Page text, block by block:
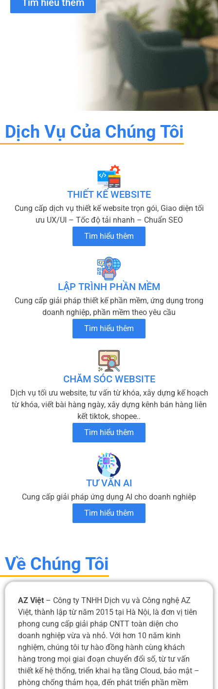
Tìm hiểu thêm
Dịch Vụ Của Chúng Tôi
THIẾT KẾ WEBSITE
Cung cấp dịch vụ thiết kế website trọn gói, Giao diện tối
ưu UX/UI – Tốc độ tải nhanh – Chuẩn SEO
Tìm hiểu thêm
LẬP TRÌNH PHẦN MỀM
Cung cấp giải pháp thiết kế phần mềm, ứng dụng trong
doanh nghiệp, phần mềm theo yêu cầu
Tìm hiểu thêm
CHĂM SÓC WEBSITE
Dịch vụ tối ưu website, tư vấn từ khóa, xây dựng kế hoạch
từ khóa, viết bài hàng ngày, xây dựng kênh bán hàng liên
kết tiktok, shopee..
Tìm hiểu thêm
TƯ VẤN AI
Cung cấp giải pháp ứng dụng AI cho doanh nghiêp
Tìm hiểu thêm
Về Chúng Tôi
AZ Việt – Công ty TNHH Dịch vụ và Công nghệ AZ
Việt, thành lập từ năm 2015 tại Hà Nội, là đơn vị tiên
phong cung cấp giải pháp CNTT toàn diện cho
doanh nghiệp vừa và nhỏ. Với hơn 10 năm kinh
nghiệm, chúng tôi tự hào đồng hành cùng khách
hàng trong mọi giai đoạn chuyển đổi số, từ tư vấn
thiết kế hệ thống, triển khai hạ tầng Cloud, bảo mật –
phòng chống thảm họa, đến phát triển phần mềm